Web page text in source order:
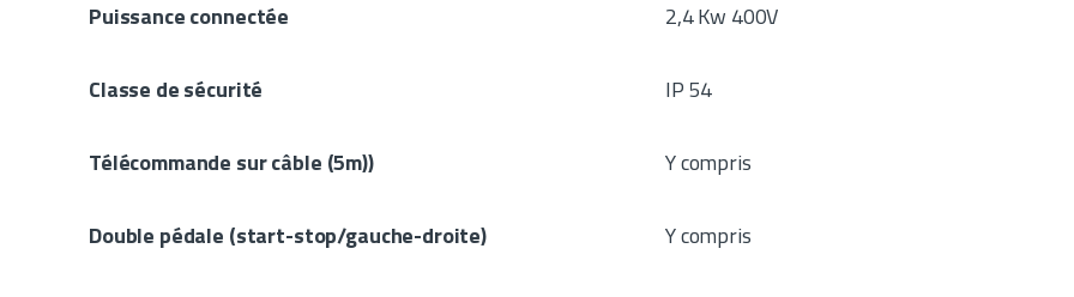
Puissance connectée 2,4 Kw 400V
Classe de sécurité IP 54
Télécommande sur câble (5m)) Y compris
Double pédale (start-stop/gauche-droite) Y compris